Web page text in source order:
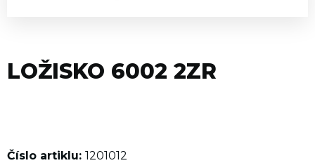
LOŽISKO 6002 2ZR
Číslo artiklu: 1201012